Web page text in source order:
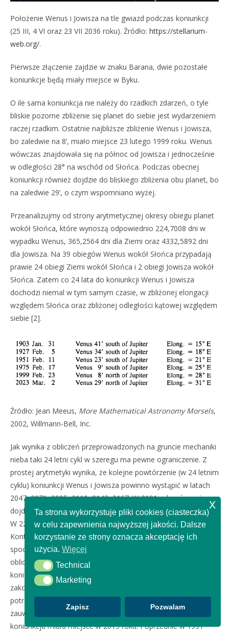
Położenie Wenus i Jowisza na tle gwiazd podczas koniunkcji
(25 III, 4 VI oraz 23 VII 2036 roku). Źródło: https://stellarium-
web.org/.
Pierwsze złączenie zajdzie w znaku Barana, dwie pozostałe
koniunkcje będą miały miejsce w Byku.
O ile sama koniunkcja nie należy do rzadkich zdarzeń, o tyle
bliskie pozorne zbliżenie się planet do siebie jest wydarzeniem
raczej rzadkim. Ostatnie najbliższe zbliżenie Wenus i Jowisza,
bo zaledwie na 8’, miało miejsce 23 lutego 1999 roku. Wenus
wówczas znajdowała się na północ od Jowisza i jednocześnie
w odległości 28° na wschód od Słońca. Podczas obecnej
koniunkcji również dojdzie do bliskiego zbliżenia obu planet, bo
na zaledwie 29’, o czym wspomniano wyżej.
Przeanalizujmy od strony arytmetycznej okresy obiegu planet
wokół Słońca, które wynoszą odpowiednio 224,7008 dni w
wypadku Wenus, 365,2564 dni dla Ziemi oraz 4332,5892 dni
dla Jowisza. Na 39 obiegów Wenus wokół Słońca przypadają
prawie 24 obiegi Ziemi wokół Słońca i 2 obiegi Jowisza wokół
Słońca. Zatem co 24 lata do koniunkcji Wenus i Jowisza
dochodzi niemal w tym samym czasie, w zbliżonej elongacji
względem Słońca oraz zbliżonej odległości kątowej względem
siebie [2].
Źródło: Jean Meeus, More Mathematical Astronomy Morsels,
2002, Willmann-Bell, Inc.
Jak wynika z obliczeń przeprowadzonych na gruncie mechaniki
nieba taki 24 letni cykl w szeregu ma pewne ograniczenie. Z
prostej arytmetyki wynika, że kolejne powtórzenie (w 24 letnim
cyklu) koniunkcji Wenus i Jowisza powinno wystąpić w latach
2047, 2071, 2095, 2119, 2143, 2167. W 2191 roku również
dojdzie do koniunkcji, ale tym razem nie jednej, a do potrójnej.
W 2215 roku także wydarzy się potrójna koniunkcja.
Kontynuując obliczenia rachunkowe należało by się
spodziewać kolejnej koniunkcji w 2239 roku. Jak wskazują
obliczenia efemeryd Wenus i Jowisza, niestety, ale do
koniunkcja obu planet nie dojdzie i tym sposobem szereg
zakończy się w 2215 roku. Analizując okresową powtarzalność
potrójnej koniunkcji Wenus i Jowisza co 24 lata, również
zauważyć można zakończenie szeregu. Ostatnia potrójna
koniunkcja miała miejsce w 2015 roku. Poprzednie w 1991
Ta strona wykorzystuje pliki cookies (ciasteczka)
w celu zapewnienia najwyższej jakości. Dalsze
korzystanie ze strony oznacza akceptację ich
użycia.Więcej
Technical
Technical
Marketing
Marketing
Zapisz Pozwalam
x